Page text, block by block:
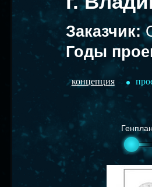
Заказчик:
Годы
концепция